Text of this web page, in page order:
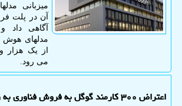
میزبانی
آن در پلت
آگاهی داد
مدلهای
از یک هزار
می رود.
اعتراض ۳۰۰ کارمند گوگل به فروش فناوری به رژیم صهیونیستی